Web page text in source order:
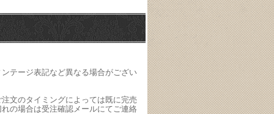
テージ表記など異なる場合がござい
文のタイミングによっては既に完売
の場合は受注確認メールにてご連絡